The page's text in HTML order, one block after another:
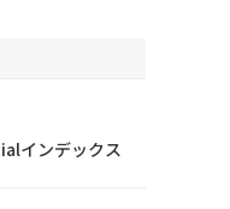
インデックス